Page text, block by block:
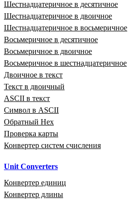
Шестнадцатеричное в десятичное
Шестнадцатеричное в двоичное
Шестнадцатеричное в восьмеричное
Восьмеричное в десятичное
Восьмеричное в двоичное
Восьмеричное в шестнадцатеричное
Двоичное в текст
Текст в двоичный
ASCII в текст
Символ в ASCII
Обратный Hex
Проверка карты
Конвертер систем счисления
Unit Converters
Конвертер единиц
Конвертер длины